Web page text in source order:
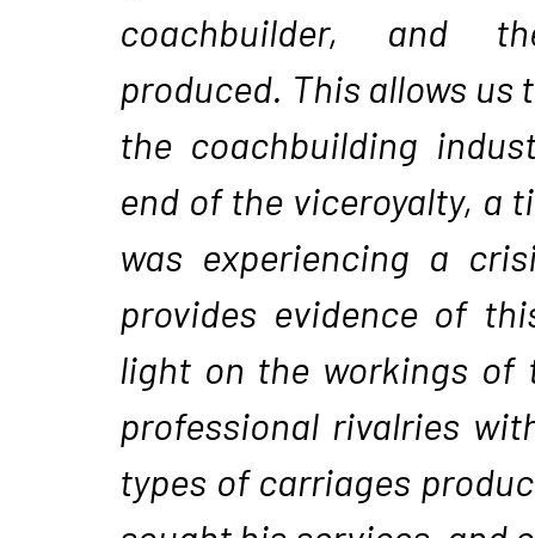
coachbuilder, and
produced. This allows
the coachbuilding
end of the viceroyalty, a
was experiencing a
provides evidence of
light on the workings of
professional rivalries
types of carriages